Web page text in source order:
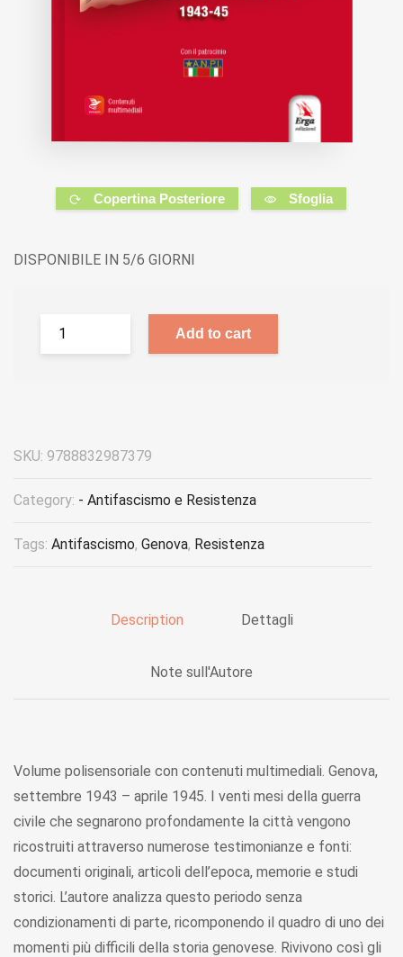
Copertina Posteriore Sfoglia
DISPONIBILE IN 5/6 GIORNI
Add to cart
SKU: 9788832987379
Category: - Antifascismo e Resistenza
Tags: Antifascismo, Genova, Resistenza
Description Dettagli
Note sull'Autore
Volume polisensoriale con contenuti multimediali. Genova,
settembre 1943 – aprile 1945. I venti mesi della guerra
civile che segnarono profondamente la città vengono
ricostruiti attraverso numerose testimonianze e fonti:
documenti originali, articoli dell’epoca, memorie e studi
storici. L’autore analizza questo periodo senza
condizionamenti di parte, ricomponendo il quadro di uno dei
momenti più difficili della storia genovese. Rivivono così gli